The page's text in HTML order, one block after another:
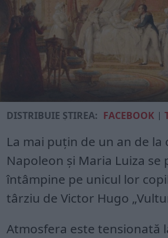
DISTRIBUIE ȘTIREA: FACEBOOK |
La mai puțin de un an de la
Napoleon și Maria Luiza se
întâmpine pe unicul lor
târziu de Victor Hugo
Atmosfera este tensionată